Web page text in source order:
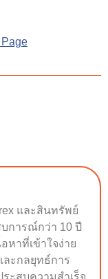
และสินทรัพย์
การณ์กว่า 10 ปี
หาที่เข้าใจง่าย
ะกลยุทธ์การ